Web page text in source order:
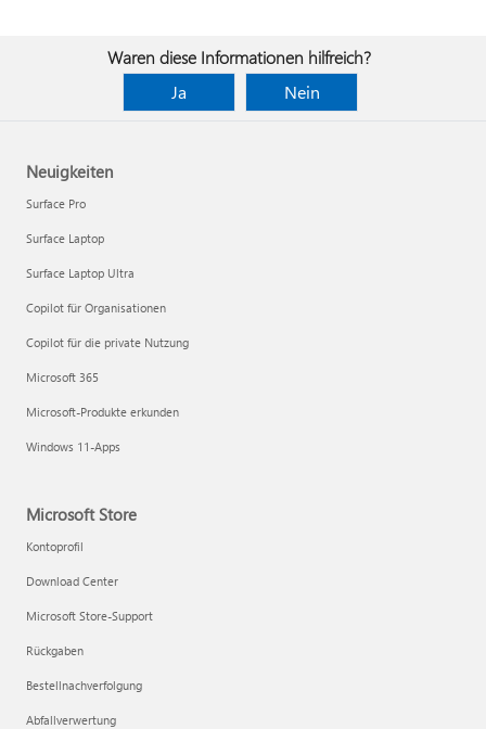
Waren diese Informationen hilfreich?
Ja
Nein
Neuigkeiten
Surface Pro
Surface Laptop
Surface Laptop Ultra
Copilot für Organisationen
Copilot für die private Nutzung
Microsoft 365
Microsoft-Produkte erkunden
Windows 11-Apps
Microsoft Store
Kontoprofil
Download Center
Microsoft Store-Support
Rückgaben
Bestellnachverfolgung
Abfallverwertung